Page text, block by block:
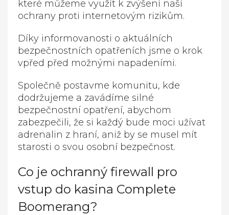
které můžeme využít k zvýšení naší
ochrany proti internetovým rizikům.
Díky informovanosti o aktuálních
bezpečnostních opatřeních jsme o krok
vpřed před možnými napadeními.
Společně postavme komunitu, kde
dodržujeme a zavádíme silné
bezpečnostní opatření, abychom
zabezpečili, že si každý bude moci užívat
adrenalin z hraní, aniž by se musel mít
starosti o svou osobní bezpečnost.
Co je ochranný firewall pro
vstup do kasina Complete
Boomerang?